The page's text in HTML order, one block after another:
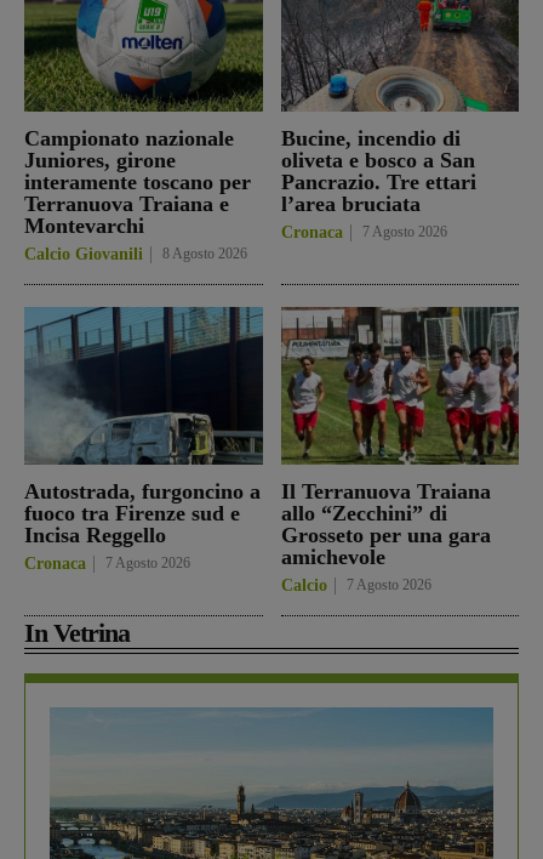
Campionato nazionale
Juniores, girone
interamente toscano per
Terranuova Traiana e
Montevarchi
Calcio Giovanili 8 Agosto 2026
Bucine, incendio di
oliveta e bosco a San
Pancrazio. Tre ettari
l’area bruciata
Cronaca 7 Agosto 2026
Autostrada, furgoncino a
fuoco tra Firenze sud e
Incisa Reggello
Cronaca 7 Agosto 2026
Il Terranuova Traiana
allo “Zecchini” di
Grosseto per una gara
amichevole
Calcio 7 Agosto 2026
In Vetrina